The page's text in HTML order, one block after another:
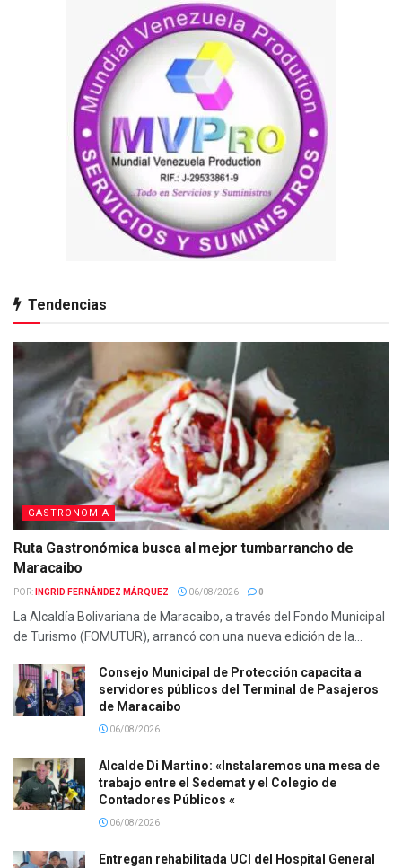
Tendencias
GASTRONOMIA
Ruta Gastronómica busca al mejor tumbarrancho de
Maracaibo
POR: INGRID FERNÁNDEZ MÁRQUEZ 06/08/2026 0
La Alcaldía Bolivariana de Maracaibo, a través del Fondo Municipal
de Turismo (FOMUTUR), arrancó con una nueva edición de la...
Consejo Municipal de Protección capacita a
servidores públicos del Terminal de Pasajeros
de Maracaibo
06/08/2026
Alcalde Di Martino: «Instalaremos una mesa de
trabajo entre el Sedemat y el Colegio de
Contadores Públicos «
06/08/2026
Entregan rehabilitada UCI del Hospital General